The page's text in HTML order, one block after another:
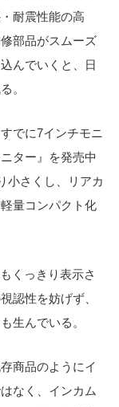
耐震性能の高
部品がスムーズ
んでいくと、日
。
でに7インチモニ
ター』を発売中
小さくし、リアカ
量コンパクト化
くっきり表示さ
認性を妨げず、
生んでいる。
商品のようにイ
なく、インカム